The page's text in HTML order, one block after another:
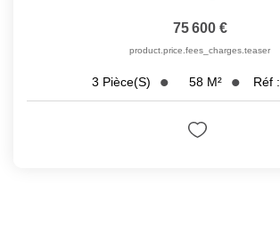
75 600 €
product.price.fees_charges.teaser
3 Pièce(s) 58 M² Réf :